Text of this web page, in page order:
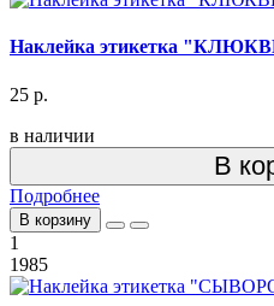
Наклейка этикетка
25 р.
в наличии
В
Подробнее
В корзину
1
1985